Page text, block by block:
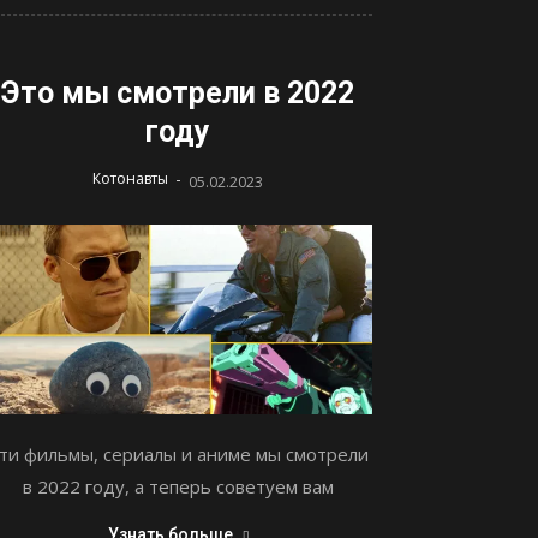
Это мы смотрели в 2022
году
Котонавты - 05.02.2023
фильмы, сериалы и аниме мы смотрели
в 2022 году, а теперь советуем вам